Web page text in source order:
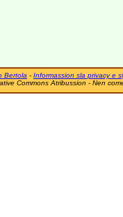
Bertola - Informassion sla privacy e
Commons Atribussion - Nen